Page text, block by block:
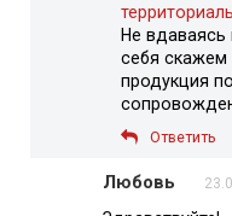
Не вдаваясь
себя скажем
продукция
Ответить
Любовь